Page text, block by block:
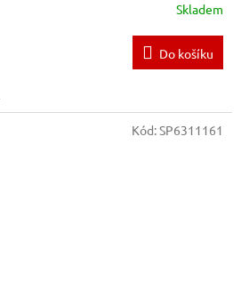
Skladem
Do košíku
Kód:SP6311161